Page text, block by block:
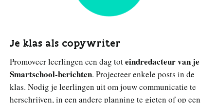
Je klas als copywriter
Promoveer leerlingen een dag toteindredacteur van je
Smartschool-berichten. Projecteer enkele posts in de
klas. Nodig je leerlingen uit om jouw communicatie te
herschrijven, in een andere planning te gieten of op een